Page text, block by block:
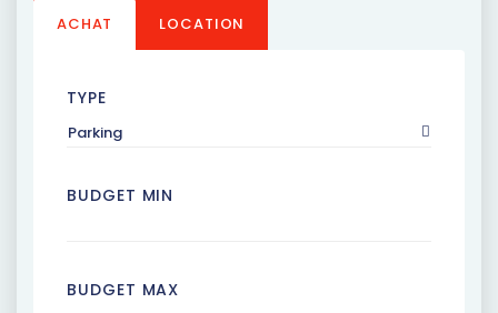
ACHAT LOCATION
TYPE
Parking
BUDGET MIN
BUDGET MAX